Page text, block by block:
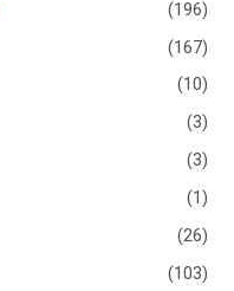
(196)
(167)
(10)
(3)
(3)
(1)
(26)
(103)